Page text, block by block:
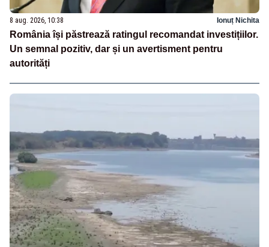
8 aug. 2026, 10:38 Ionuț Nichita
România își păstrează ratingul recomandat investițiilor.
Un semnal pozitiv, dar și un avertisment pentru
autorități